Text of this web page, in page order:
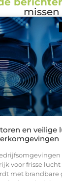
missen
en
voor frisse
met brandbare